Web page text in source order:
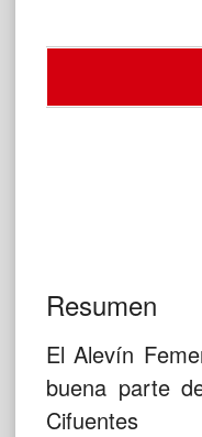
Resumen
El Alevín
buena parte
Cifuentes